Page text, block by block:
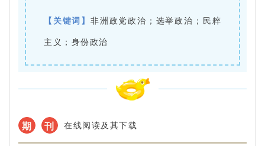
【关键词】非洲政党政治；选举政治；民粹
主义；身份政治
期 刊 在线阅读及其下载